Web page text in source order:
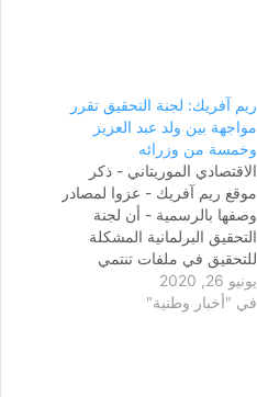
ريم آفريك: لجنة التحقيق تقرر
مواجهة بين ولد عبد العزيز
وخمسة من وزرائه
الاقتصادي الموريتاني - ذكر
موقع ريم آفريك - عزوا لمصادر
وصفها بالرسمية - أن لجنة
التحقيق البرلمانية المشكلة
للتحقيق في ملفات تنتمي
للعشرية الماضية وتحوم حولها
تهم فساد، تتجه لإجراء مواجهة
يونيو 26, 2020
في "أخبار وطنية"